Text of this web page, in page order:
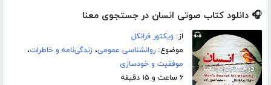
🎧 دانلود کتاب صوتی انسان در جستجوی معنا
از: ویکتور فرانکل
موضوع:روانشناسی عمومی،زندگی‌نامه و خاطرات،
موفقیت و خودسازی
۶ ساعت و ۱۵ دقیقه